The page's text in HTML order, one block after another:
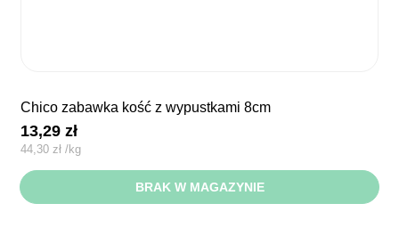
chico zabawka kość z wypustkami 8cm
13,29zł
44,30zł /kg
BRAK W MAGAZYNIE